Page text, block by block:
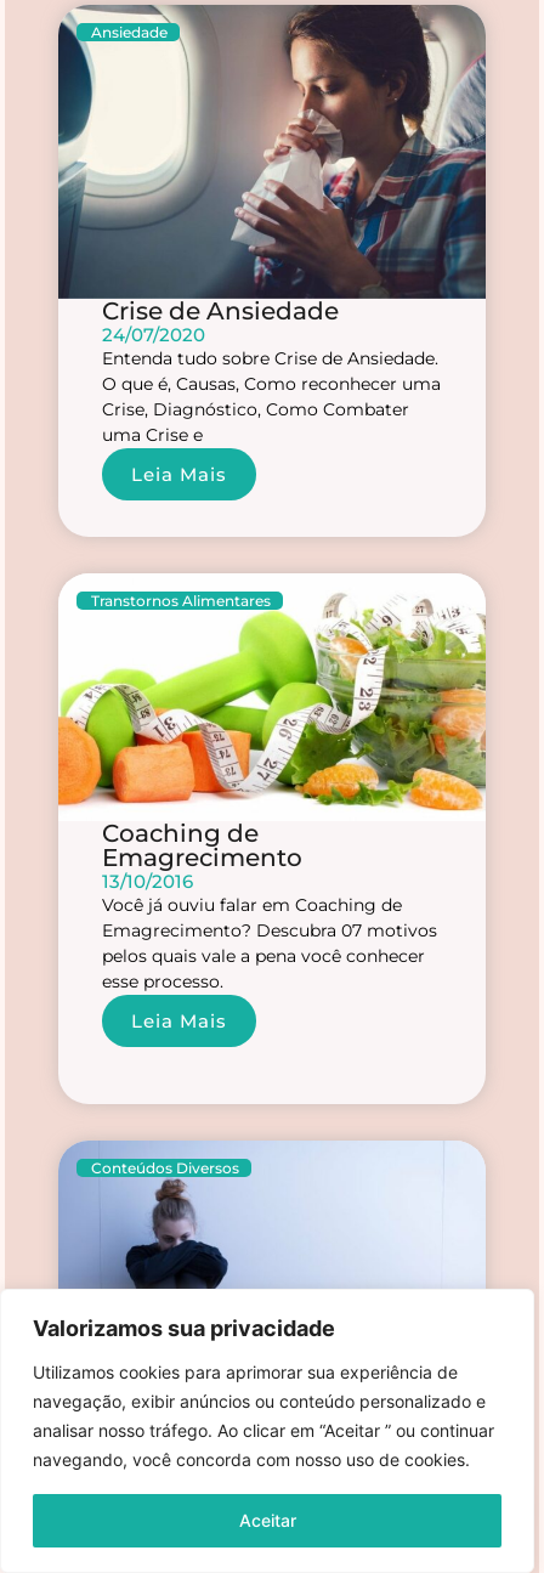
Valorizamos sua privacidade
Utilizamos cookies para aprimorar sua experiência de
navegação, exibir anúncios ou conteúdo personalizado e
analisar nosso tráfego. Ao clicar em “Aceitar ” ou continuar
navegando, você concorda com nosso uso de cookies.
Aceitar
Ansiedade
Crise de Ansiedade
24/07/2020
Entenda tudo sobre Crise de Ansiedade.
O que é, Causas, Como reconhecer uma
Crise, Diagnóstico, Como Combater
uma Crise e
Leia Mais
Transtornos Alimentares
Coaching de
Emagrecimento
13/10/2016
Você já ouviu falar em Coaching de
Emagrecimento? Descubra 07 motivos
pelos quais vale a pena você conhecer
esse processo.
Leia Mais
Conteúdos Diversos
Depressão na Adolescência
17/04/2020
Causas e Sintomas, Quando os Pais